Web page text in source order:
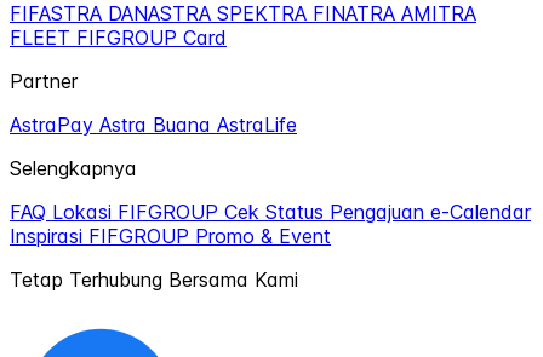
FIFASTRA DANASTRA SPEKTRA FINATRA AMITRA
FLEET FIFGROUP Card
Partner
AstraPay Astra Buana AstraLife
Selengkapnya
FAQ Lokasi FIFGROUP Cek Status Pengajuan e-Calendar
Inspirasi FIFGROUP Promo & Event
Tetap Terhubung Bersama Kami